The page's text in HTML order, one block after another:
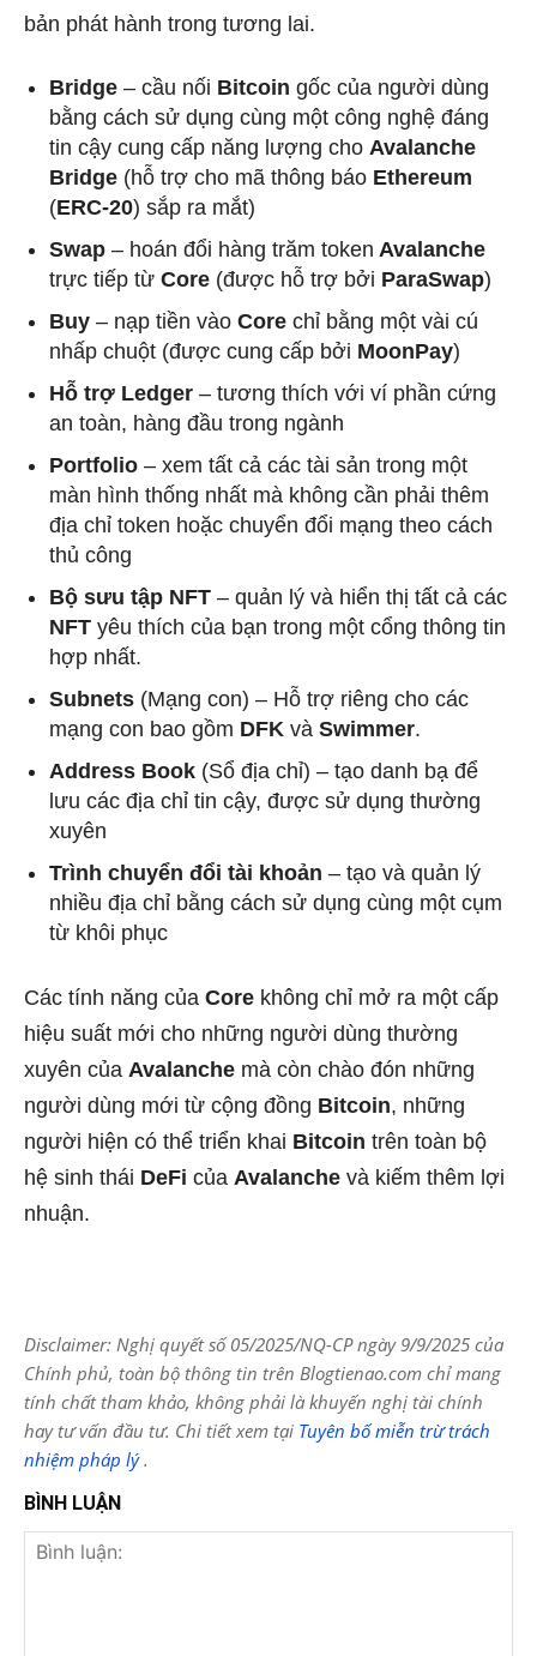
bản phát hành trong tương lai.
Bridge – cầu nối Bitcoin gốc của người dùng
bằng cách sử dụng cùng một công nghệ đáng
tin cậy cung cấp năng lượng cho Avalanche
Bridge (hỗ trợ cho mã thông báo Ethereum
(ERC-20) sắp ra mắt)
Swap – hoán đổi hàng trăm token Avalanche
trực tiếp từ Core (được hỗ trợ bởi ParaSwap)
Buy – nạp tiền vào Core chỉ bằng một vài cú
nhấp chuột (được cung cấp bởi MoonPay)
Hỗ trợ Ledger – tương thích với ví phần cứng
an toàn, hàng đầu trong ngành
Portfolio – xem tất cả các tài sản trong một
màn hình thống nhất mà không cần phải thêm
địa chỉ token hoặc chuyển đổi mạng theo cách
thủ công
Bộ sưu tập NFT – quản lý và hiển thị tất cả các
NFT yêu thích của bạn trong một cổng thông tin
hợp nhất.
Subnets (Mạng con) – Hỗ trợ riêng cho các
mạng con bao gồm DFK và Swimmer.
Address Book (Sổ địa chỉ) – tạo danh bạ để
lưu các địa chỉ tin cậy, được sử dụng thường
xuyên
Trình chuyển đổi tài khoản – tạo và quản lý
nhiều địa chỉ bằng cách sử dụng cùng một cụm
từ khôi phục
Các tính năng của Core không chỉ mở ra một cấp
hiệu suất mới cho những người dùng thường
xuyên của Avalanche mà còn chào đón những
người dùng mới từ cộng đồng Bitcoin, những
người hiện có thể triển khai Bitcoin trên toàn bộ
hệ sinh thái DeFi của Avalanche và kiếm thêm lợi
nhuận.
Disclaimer: Nghị quyết số 05/2025/NQ-CP ngày 9/9/2025 của
Chính phủ, toàn bộ thông tin trên Blogtienao.com chỉ mang
tính chất tham khảo, không phải là khuyến nghị tài chính
hay tư vấn đầu tư. Chi tiết xem tại Tuyên bố miễn trừ trách
nhiệm pháp lý.
BÌNH LUẬN